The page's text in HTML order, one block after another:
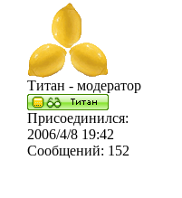
Титан - модератор
Присоединился:
2006/4/8 19:42
Сообщений: 152